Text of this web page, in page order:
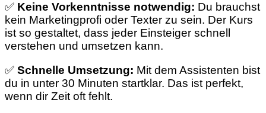
✅ Keine Vorkenntnisse notwendig: Du brauchst
kein Marketingprofi oder Texter zu sein. Der Kurs
ist so gestaltet, dass jeder Einsteiger schnell
verstehen und umsetzen kann.
✅ Schnelle Umsetzung: Mit dem Assistenten bist
du in unter 30 Minuten startklar. Das ist perfekt,
wenn dir Zeit oft fehlt.